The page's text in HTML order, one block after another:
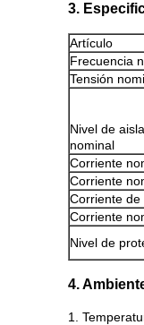
3.
Artículo
Frecuencia
Tensión
Nivel de
nominal
Corriente
Corriente
Corriente de
Corriente
Nivel de
4.
1.